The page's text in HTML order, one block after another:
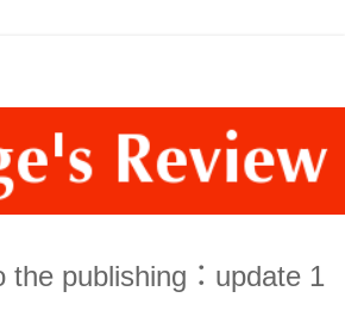
the publishing：update 1